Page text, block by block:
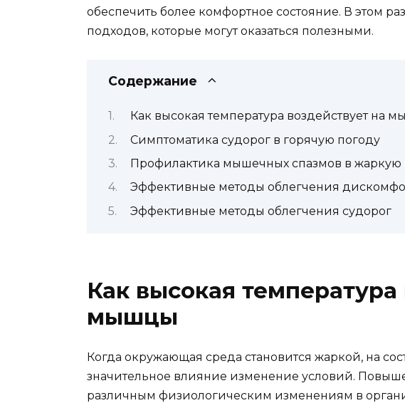
обеспечить более комфортное состояние. В этом
подходов, которые могут оказаться полезными.
Содержание
Как высокая температура воздействует на
Симптоматика судорог в горячую погоду
Профилактика мышечных спазмов в жаркую
Эффективные методы облегчения
Эффективные методы облегчения судорог
Как высокая температура
мышцы
Когда окружающая среда становится жаркой, на
значительное влияние изменение условий.
различным физиологическим изменениям в